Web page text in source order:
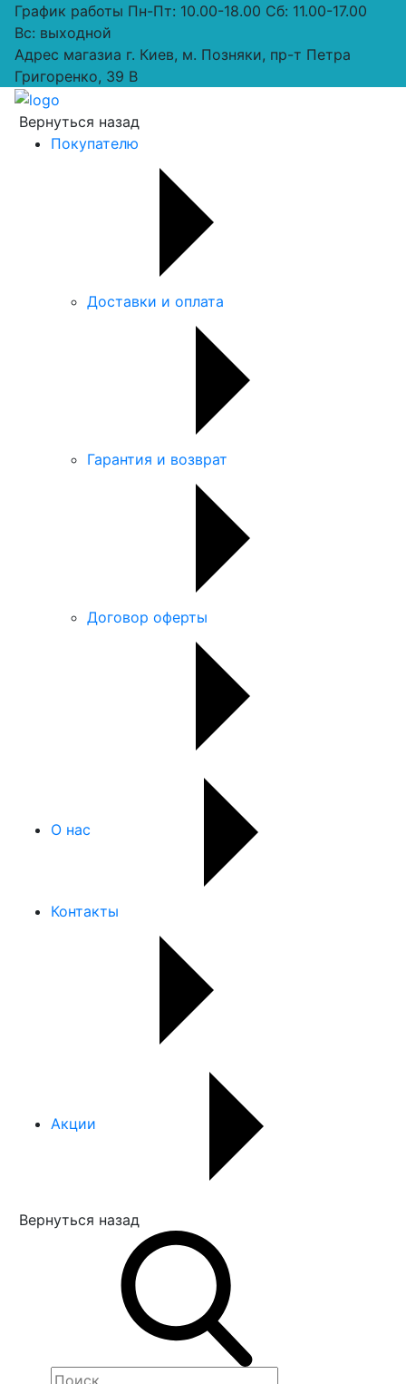
График работы Пн-Пт: 10.00-18.00 Сб: 11.00-17.00
Вс: выходной
Адрес магазиа г. Киев, м. Позняки, пр-т Петра
Григоренко, 39 В
Вернуться назад
Покупателю
Доставки и оплата
Гарантия и возврат
Договор оферты
О нас
Контакты
Акции
Вернуться назад